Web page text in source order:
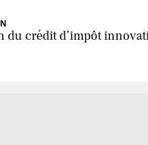
du crédit d’impôt